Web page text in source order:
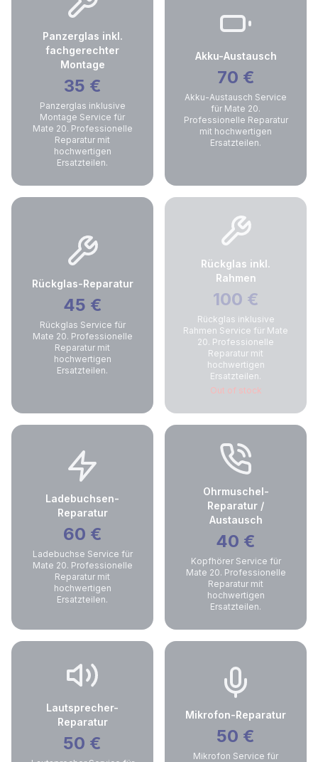
Panzerglas inkl.
fachgerechter
Montage
35 €
Panzerglas inklusive
Montage Service für
Mate 20. Professionelle
Reparatur mit
hochwertigen
Ersatzteilen.
Akku-Austausch
70 €
Akku-Austausch Service
für Mate 20.
Professionelle Reparatur
mit hochwertigen
Ersatzteilen.
Rückglas-Reparatur
45 €
Rückglas Service für
Mate 20. Professionelle
Reparatur mit
hochwertigen
Ersatzteilen.
Rückglas inkl.
Rahmen
100 €
Rückglas inklusive
Rahmen Service für Mate
20. Professionelle
Reparatur mit
hochwertigen
Ersatzteilen.
Out of stock
Ladebuchsen-
Reparatur
60 €
Ladebuchse Service für
Mate 20. Professionelle
Reparatur mit
hochwertigen
Ersatzteilen.
Ohrmuschel-
Reparatur /
Austausch
40 €
Kopfhörer Service für
Mate 20. Professionelle
Reparatur mit
hochwertigen
Ersatzteilen.
Lautsprecher-
Reparatur
50 €
Mikrofon-Reparatur
50 €
Mikrofon Service für